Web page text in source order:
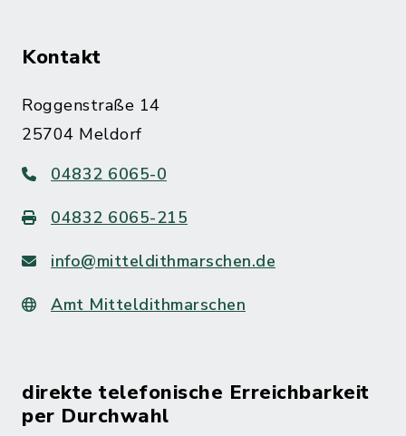
Kontakt
Roggenstraße 14
25704 Meldorf
04832 6065-0
04832 6065-215
info@mitteldithmarschen.de
Amt Mitteldithmarschen
direkte telefonische Erreichbarkeit
per Durchwahl